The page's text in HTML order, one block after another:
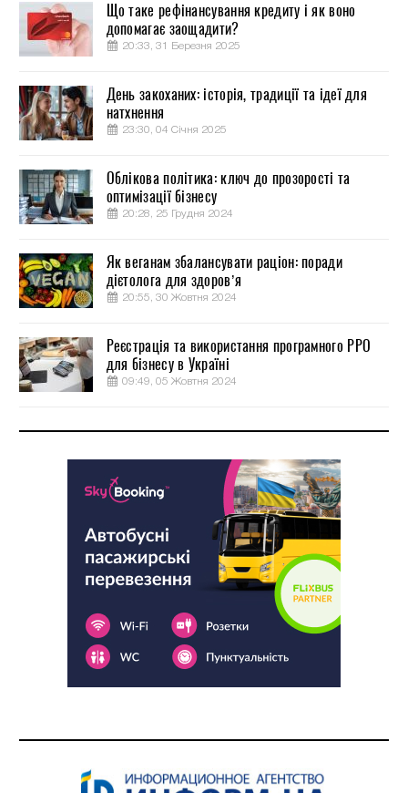
Що таке рефінансування кредиту і як воно
допомагає заощадити?
20:33, 31 Березня 2025
День закоханих: історія, традиції та ідеї для
натхнення
23:30, 04 Січня 2025
Облікова політика: ключ до прозорості та
оптимізації бізнесу
20:28, 25 Грудня 2024
Як веганам збалансувати раціон: поради
дієтолога для здоров’я
20:55, 30 Жовтня 2024
Реєстрація та використання програмного РРО
для бізнесу в Україні
09:49, 05 Жовтня 2024